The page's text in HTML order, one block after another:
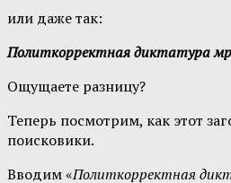
или даже так:
Политкорректная диктатура
Ощущаете разницу?
Теперь посмотрим, как этот
поисковики.
Вводим «Политкорректная